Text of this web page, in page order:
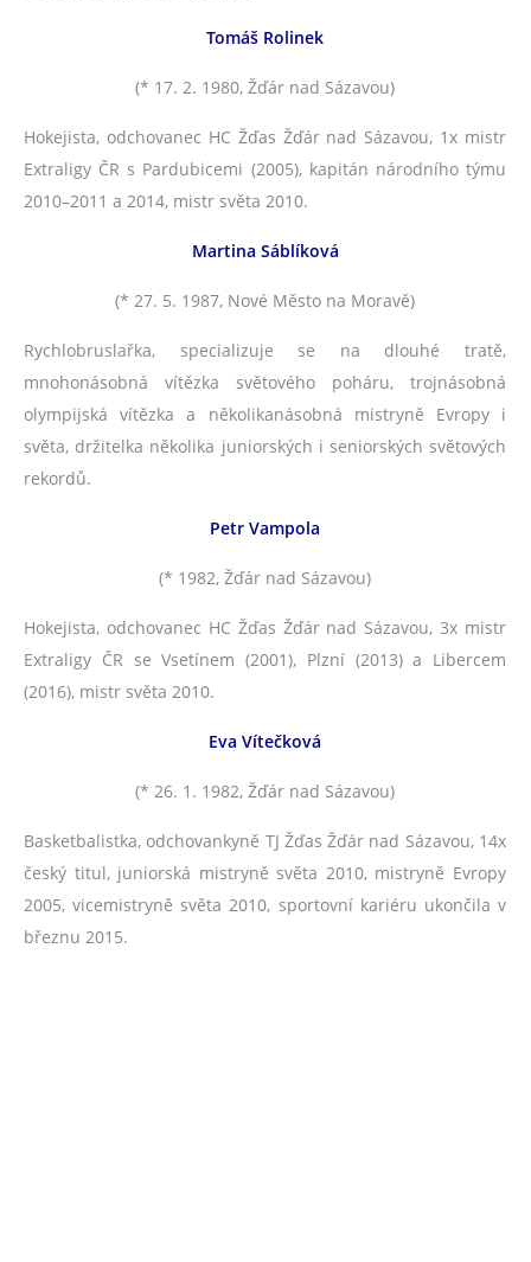
Tomáš Rolinek
(* 17. 2. 1980, Žďár nad Sázavou)
Hokejista, odchovanec HC Žďas Žďár nad Sázavou, 1x mistr
Extraligy ČR s Pardubicemi (2005), kapitán národního týmu
2010–2011 a 2014, mistr světa 2010.
Martina Sáblíková
(* 27. 5. 1987, Nové Město na Moravě)
Rychlobruslařka, specializuje se na dlouhé tratě,
mnohonásobná vítězka světového poháru, trojnásobná
olympijská vítězka a několikanásobná mistryně Evropy i
světa, držitelka několika juniorských i seniorských světových
rekordů.
Petr Vampola
(* 1982, Žďár nad Sázavou)
Hokejista, odchovanec HC Žďas Žďár nad Sázavou, 3x mistr
Extraligy ČR se Vsetínem (2001), Plzní (2013) a Libercem
(2016), mistr světa 2010.
Eva Vítečková
(* 26. 1. 1982, Žďár nad Sázavou)
Basketbalistka, odchovankyně TJ Žďas Žďár nad Sázavou, 14x
český titul, juniorská mistryně světa 2010, mistryně Evropy
2005, vicemistryně světa 2010, sportovní kariéru ukončila v
březnu 2015.